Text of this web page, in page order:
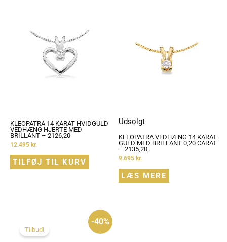
KLEOPATRA 14 KARAT HVIDGULD
VEDHÆNG HJERTE MED
BRILLANT – 2126,20
12.495 kr.
TILFØJ TIL KURV
Udsolgt
KLEOPATRA VEDHÆNG 14 KARAT
GULD MED BRILLANT 0,20 CARAT
– 2135,20
9.695 kr.
LÆS MERE
-40%
Tilbud!pris
var:
14.995 kr..